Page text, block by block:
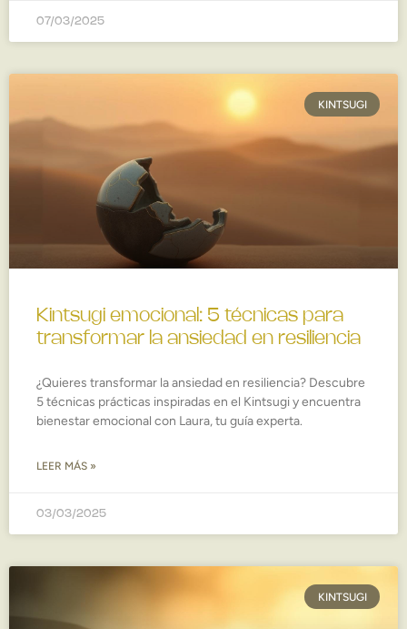
07/03/2025
KINTSUGI
Kintsugi emocional: 5 técnicas para
transformar la ansiedad en resiliencia
¿Quieres transformar la ansiedad en resiliencia? Descubre
5 técnicas prácticas inspiradas en el Kintsugi y encuentra
bienestar emocional con Laura, tu guía experta.
LEER MÁS »
03/03/2025
KINTSUGI